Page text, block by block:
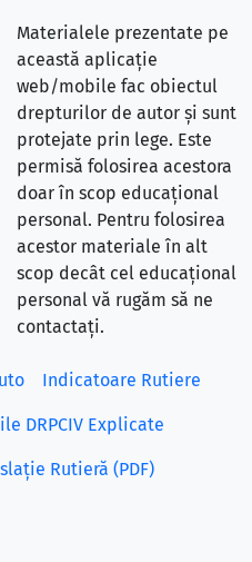
Materialele prezentate pe
această aplicație
web/mobile fac obiectul
drepturilor de autor și sunt
protejate prin lege. Este
permisă folosirea acestora
doar în scop educațional
personal. Pentru folosirea
acestor materiale în alt
scop decât cel educațional
personal vă rugăm să ne
contactați.
Indicatoare Rutiere
DRPCIV Explicate
Rutieră (PDF)